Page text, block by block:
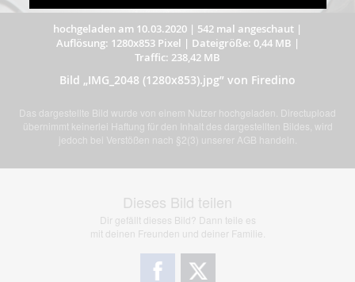
hochgeladen am 10.03.2020 | 542 mal angeschaut |
Auflösung: 1280x853 Pixel | Dateigröße: 0,44 MB |
Traffic: 238,42 MB
Bild „IMG_2048 (1280x853).jpg” von Firedino
Das dargestellte Bild wurde von einem Nutzer hochgeladen. Directupload
übernimmt keinerlei Haftung für den Inhalt des dargestellten Bildes, wird
jedoch bei Verstößen nach §2(3) unserer AGB handeln.
Dieses Bild teilen
Dir gefällt dieses Bild? Dann teile es
mit deinen Freunden und deiner Familie.